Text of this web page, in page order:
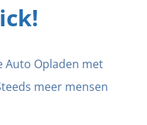
Auto Opladen met
meer mensen